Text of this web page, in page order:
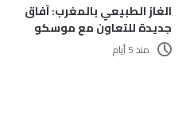
الغاز الطبيعي بالمغرب: آفاق
جديدة للتعاون مع موسكو
منذ 5 أيام